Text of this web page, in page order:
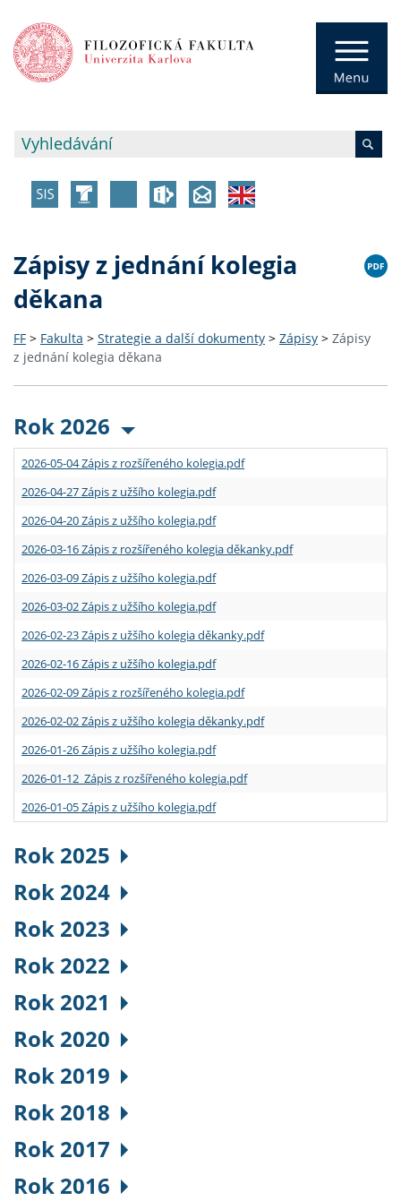
Zápisy z jednání kolegia
děkana
FF > Fakulta > Strategie a další dokumenty > Zápisy > Zápisy
z jednání kolegia děkana
Rok 2026
2026-05-04 Zápis z rozšířeného kolegia.pdf
2026-04-27 Zápis z užšího kolegia.pdf
2026-04-20 Zápis z užšího kolegia.pdf
2026-03-16 Zápis z rozšířeného kolegia děkanky.pdf
2026-03-09 Zápis z užšího kolegia.pdf
2026-03-02 Zápis z užšího kolegia.pdf
2026-02-23 Zápis z užšího kolegia děkanky.pdf
2026-02-16 Zápis z užšího kolegia.pdf
2026-02-09 Zápis z rozšířeného kolegia.pdf
2026-02-02 Zápis z užšího kolegia děkanky.pdf
2026-01-26 Zápis z užšího kolegia.pdf
2026-01-12 Zápis z rozšířeného kolegia.pdf
2026-01-05 Zápis z užšího kolegia.pdf
Rok 2025
Rok 2024
Rok 2023
Rok 2022
Rok 2021
Rok 2020
Rok 2019
Rok 2018
Rok 2017
Rok 2016